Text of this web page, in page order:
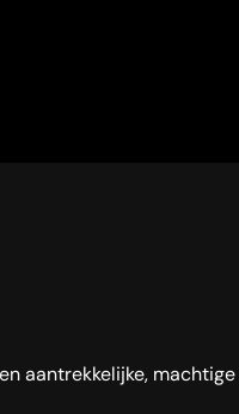
aantrekkelijke, machtige